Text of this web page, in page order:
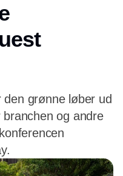
den grønne løber ud
og andre